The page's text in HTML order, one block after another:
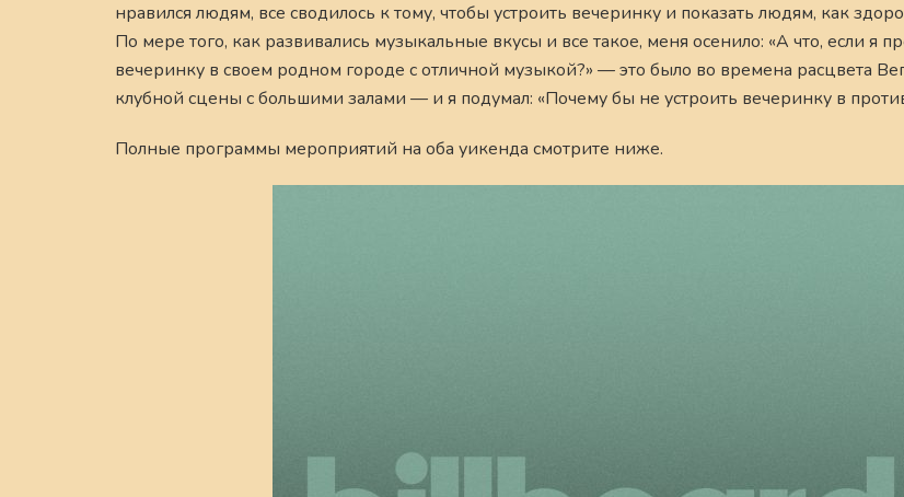
нравился людям, все сводилось к тому, чтобы устроить вечеринку и показать людям, как
По мере того, как развивались музыкальные вкусы и все такое, меня осенило: «А что, если я
вечеринку в своем родном городе с отличной музыкой?» — это было во времена расцвета
клубной сцены с большими залами — и я подумал: «Почему бы не устроить вечеринку в
Полные программы мероприятий на оба уикенда смотрите ниже.